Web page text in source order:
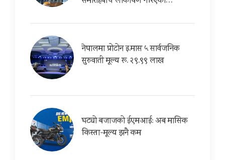
नेपालमा प्रोटोन इ.मास ५ सार्वजनिक
सुरुवाती मूल्य रू. २९.९९ लाख
घट्यो बजाजको ईएमआई: अब मासिक
किस्ता-मूल्य झनै कम